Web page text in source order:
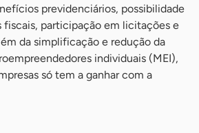
previdenciários, possibilidade
fiscais, participação em licitações e
da simplificação e redução da
individuais (MEI),
só tem a ganhar com a